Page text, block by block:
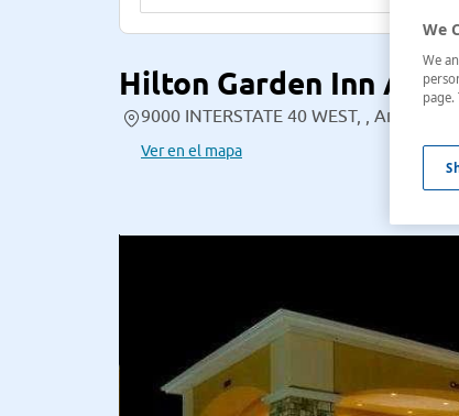
Hilton Garden Inn
9000 INTERSTATE 40 WEST, , Amarillo,
Ver en el mapa
We
We